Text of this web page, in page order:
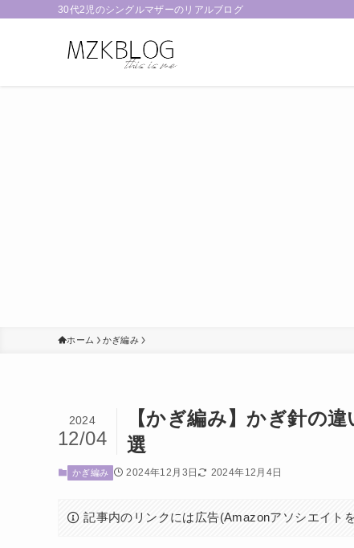
30代2児のシングルマザーのリアルブログ
ホーム かぎ編み
【かぎ編み】かぎ針の
選
2024
12/04
かぎ編み 2024年12月3日 2024年12月4日
記事内のリンクには広告(Amazonアソシエイト